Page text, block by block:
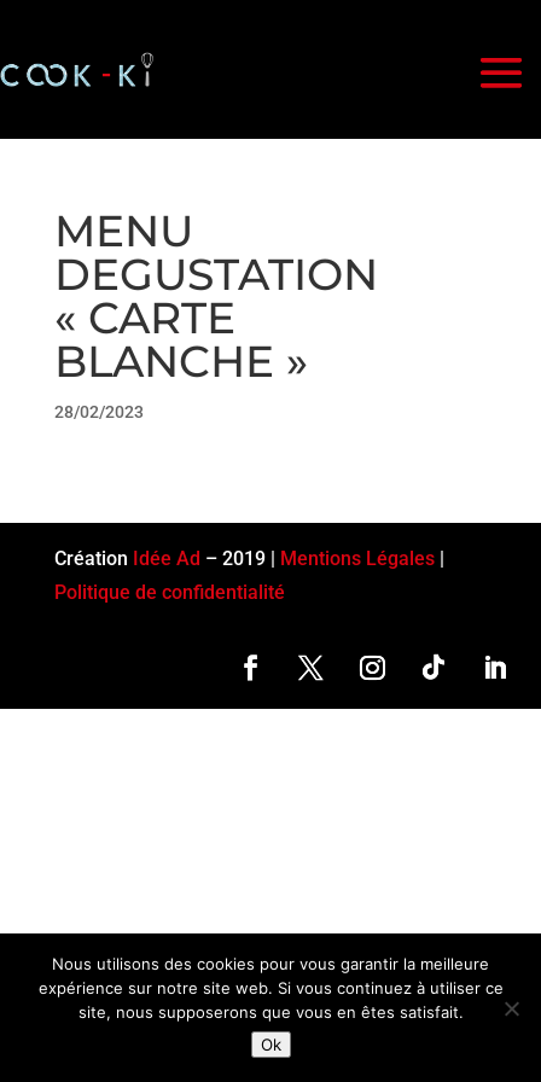
MENU
DEGUSTATION
« CARTE
BLANCHE »
28/02/2023
Création Idée Ad – 2019 | Mentions Légales|
Politique de confidentialité
Nous utilisons des cookies pour vous garantir la meilleure
expérience sur notre site web. Si vous continuez à utiliser ce
site, nous supposerons que vous en êtes satisfait.
Ok